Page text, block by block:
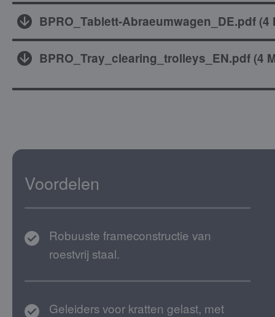
BPRO_Tablett-Abraeumwagen_DE.pdf (4
BPRO_Tray_clearing_trolleys_EN.pdf (4
Voordelen
Robuuste frameconstructie van
roestvrij staal.
Geleiders voor kratten gelast, met